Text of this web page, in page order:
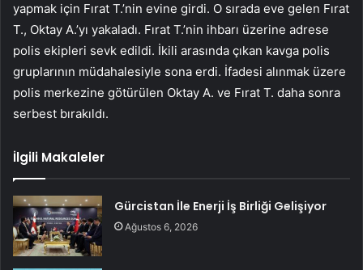
yapmak için Fırat T.’nin evine girdi. O sırada eve gelen Fırat
T., Oktay A.’yı yakaladı. Fırat T.’nin ihbarı üzerine adrese
polis ekipleri sevk edildi. İkili arasında çıkan kavga polis
gruplarının müdahalesiyle sona erdi. İfadesi alınmak üzere
polis merkezine götürülen Oktay A. ve Fırat T. daha sonra
serbest bırakıldı.
İlgili Makaleler
Gürcistan İle Enerji İş Birliği Gelişiyor
Ağustos 6, 2026